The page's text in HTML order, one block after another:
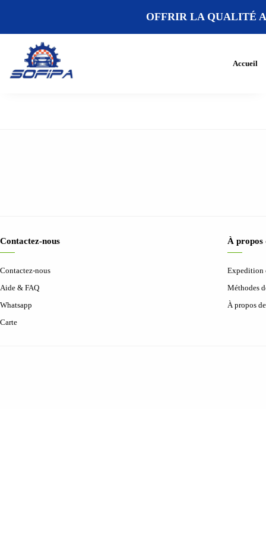
OFFRIR LA QUALITÉ
Accueil
Contactez-nous
Contactez-nous
Aide & FAQ
Whatsapp
Carte
À propos
Expedition
Méthodes
À propos